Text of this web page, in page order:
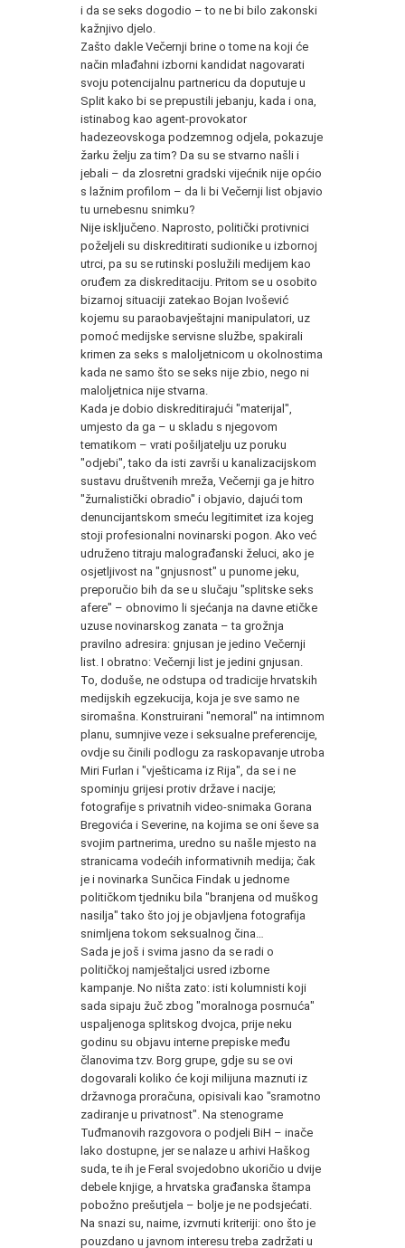
i da se seks dogodio – to ne bi bilo zakonski
kažnjivo djelo.
Zašto dakle Večernji brine o tome na koji će
način mlađahni izborni kandidat nagovarati
svoju potencijalnu partnericu da doputuje u
Split kako bi se prepustili jebanju, kada i ona,
istinabog kao agent-provokator
hadezeovskoga podzemnog odjela, pokazuje
žarku želju za tim? Da su se stvarno našli i
jebali – da zlosretni gradski vijećnik nije općio
s lažnim profilom – da li bi Večernji list objavio
tu urnebesnu snimku?
Nije isključeno. Naprosto, politički protivnici
poželjeli su diskreditirati sudionike u izbornoj
utrci, pa su se rutinski poslužili medijem kao
oruđem za diskreditaciju. Pritom se u osobito
bizarnoj situaciji zatekao Bojan Ivošević
kojemu su paraobavještajni manipulatori, uz
pomoć medijske servisne službe, spakirali
krimen za seks s maloljetnicom u okolnostima
kada ne samo što se seks nije zbio, nego ni
maloljetnica nije stvarna.
Kada je dobio diskreditirajući "materijal",
umjesto da ga – u skladu s njegovom
tematikom – vrati pošiljatelju uz poruku
"odjebi", tako da isti završi u kanalizacijskom
sustavu društvenih mreža, Večernji ga je hitro
"žurnalistički obradio" i objavio, dajući tom
denuncijantskom smeću legitimitet iza kojeg
stoji profesionalni novinarski pogon. Ako već
udruženo titraju malograđanski želuci, ako je
osjetljivost na "gnjusnost" u punome jeku,
preporučio bih da se u slučaju "splitske seks
afere" – obnovimo li sjećanja na davne etičke
uzuse novinarskog zanata – ta grožnja
pravilno adresira: gnjusan je jedino Večernji
list. I obratno: Večernji list je jedini gnjusan.
To, doduše, ne odstupa od tradicije hrvatskih
medijskih egzekucija, koja je sve samo ne
siromašna. Konstruirani "nemoral" na intimnom
planu, sumnjive veze i seksualne preferencije,
ovdje su činili podlogu za raskopavanje utroba
Miri Furlan i "vješticama iz Rija", da se i ne
spominju grijesi protiv države i nacije;
fotografije s privatnih video-snimaka Gorana
Bregovića i Severine, na kojima se oni ševe sa
svojim partnerima, uredno su našle mjesto na
stranicama vodećih informativnih medija; čak
je i novinarka Sunčica Findak u jednome
političkom tjedniku bila "branjena od muškog
nasilja" tako što joj je objavljena fotografija
snimljena tokom seksualnog čina…
Sada je još i svima jasno da se radi o
političkoj namještaljci usred izborne
kampanje. No ništa zato: isti kolumnisti koji
sada sipaju žuč zbog "moralnoga posrnuća"
uspaljenoga splitskog dvojca, prije neku
godinu su objavu interne prepiske među
članovima tzv. Borg grupe, gdje su se ovi
dogovarali koliko će koji milijuna maznuti iz
državnoga proračuna, opisivali kao "sramotno
zadiranje u privatnost". Na stenograme
Tuđmanovih razgovora o podjeli BiH – inače
lako dostupne, jer se nalaze u arhivi Haškog
suda, te ih je Feral svojedobno ukoričio u dvije
debele knjige, a hrvatska građanska štampa
pobožno prešutjela – bolje je ne podsjećati.
Na snazi su, naime, izvrnuti kriteriji: ono što je
pouzdano u javnom interesu treba zadržati u